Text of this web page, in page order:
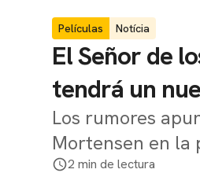
Películas Notícia
El Señor de
tendrá un
Los rumores
Mortensen en la
2 min de lectura